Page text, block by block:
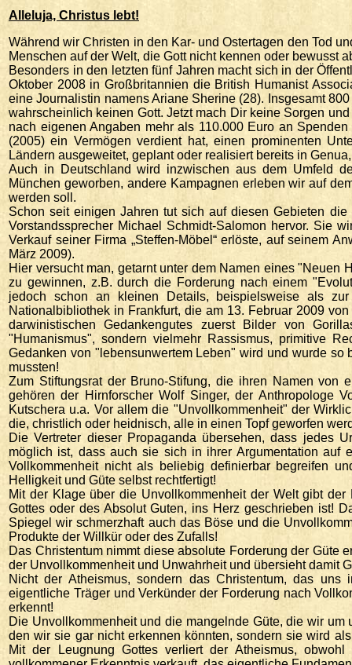
Alleluja, Christus lebt!
Während wir Christen in den Kar- und Ostertagen den Tod
Menschen auf der Welt, die Gott nicht kennen oder bewusst
Besonders in den letzten fünf Jahren macht sich in der
Oktober 2008 in Großbritannien die British Humanist
eine Journalistin namens Ariane Sherine (28). Insgesamt
wahrscheinlich keinen Gott. Jetzt mach Dir keine Sorgen
nach eigenen Angaben mehr als 110.000 Euro an
(2005) ein Vermögen verdient hat, einen prominenten
Ländern ausgeweitet, geplant oder realisiert bereits in
Auch in Deutschland wird inzwischen aus dem Umfeld
München geworben, andere Kampagnen erleben wir auf
werden soll.
Schon seit einigen Jahren tut sich auf diesen Gebieten
Vorstandssprecher Michael Schmidt-Salomon hervor. Sie
Verkauf seiner Firma „Steffen-Möbel“ erlöste, auf seinem
März 2009).
Hier versucht man, getarnt unter dem Namen eines "Neuen
zu gewinnen, z.B. durch die Forderung nach einem
jedoch schon an kleinen Details, beispielsweise als
Nationalbibliothek in Frankfurt, die am 13. Februar 2009
darwinistischen Gedankengutes zuerst Bilder von
"Humanismus", sondern vielmehr Rassismus, primitive
Gedanken von "lebensunwertem Leben" wird und wurde
mussten!
Zum Stiftungsrat der Bruno-Stifung, die ihren Namen von
gehören der Hirnforscher Wolf Singer, der Anthropologe
Kutschera u.a. Vor allem die "Unvollkommenheit" der
die, christlich oder heidnisch, alle in einen Topf geworfen
Die Vertreter dieser Propaganda übersehen, dass jedes
möglich ist, dass auch sie sich in ihrer Argumentation auf
Vollkommenheit nicht als beliebig definierbar begreifen
Helligkeit und Güte selbst rechtfertigt!
Mit der Klage über die Unvollkommenheit der Welt gibt
Gottes oder des Absolut Guten, ins Herz geschrieben ist!
Spiegel wir schmerzhaft auch das Böse und die
Produkte der Willkür oder des Zufalls!
Das Christentum nimmt diese absolute Forderung der Güte
der Unvollkommenheit und Unwahrheit und übersieht damit
Nicht der Atheismus, sondern das Christentum, das
eigentliche Träger und Verkünder der Forderung nach
erkennt!
Die Unvollkommenheit und die mangelnde Güte, die wir
den wir sie gar nicht erkennen könnten, sondern sie wird
Mit der Leugnung Gottes verliert der Atheismus,